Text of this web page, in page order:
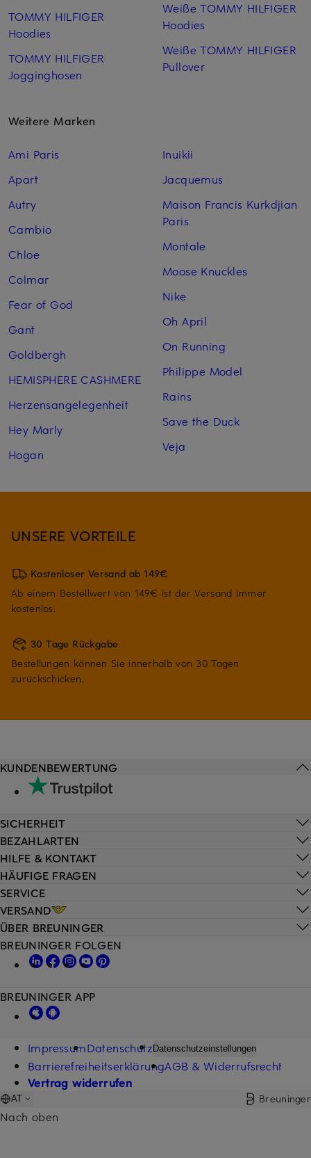
TOMMY HILFIGER
Hoodies
TOMMY HILFIGER
Jogginghosen
Weiße TOMMY HILFIGER
Hoodies
Weiße TOMMY HILFIGER
Pullover
Weitere Marken
Ami Paris
Apart
Autry
Cambio
Chloe
Colmar
Fear of God
Gant
Goldbergh
HEMISPHERE CASHMERE
Herzensangelegenheit
Hey Marly
Hogan
Inuikii
Jacquemus
Maison Francis Kurkdjian
Paris
Montale
Moose Knuckles
Nike
Oh April
On Running
Philippe Model
Rains
Save the Duck
Veja
UNSERE VORTEILE
Kostenloser Versand ab 149€
Ab einem Bestellwert von 149€ ist der Versand immer
kostenlos.
30 Tage Rückgabe
Bestellungen können Sie innerhalb von 30 Tagen
zurückschicken.
HILFE & KONTAKT
HÄUFIGE FRAGEN
SERVICE
VERSAND
KUNDENBEWERTUNG
SICHERHEIT
BEZAHLARTEN
ÜBER BREUNINGER
BREUNINGER FOLGEN
BREUNINGER APP
ImpressumDatenschutz Datenschutzeinstellungen
BarrierefreiheitserklärungAGB & Widerrufsrecht
Vertrag widerrufen
AT Breuninger
Nach oben